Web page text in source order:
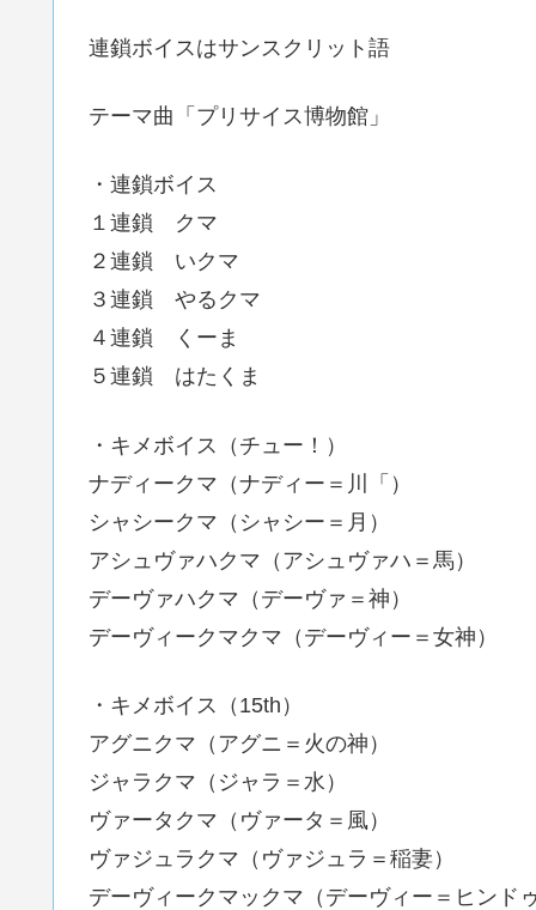
連鎖ボイスはサンスクリット語
テーマ曲「プリサイス博物館」
・連鎖ボイス
１連鎖 クマ
２連鎖 いクマ
３連鎖 やるクマ
４連鎖 くーま
５連鎖 はたくま
・キメボイス（チュー！）
ナディークマ（ナディー＝川「）
シャシークマ（シャシー＝月）
アシュヴァハクマ（アシュヴァハ＝馬）
デーヴァハクマ（デーヴァ＝神）
デーヴィークマクマ（デーヴィー＝女神）
・キメボイス（15th）
アグニクマ（アグニ＝火の神）
ジャラクマ（ジャラ＝水）
ヴァータクマ（ヴァータ＝風）
ヴァジュラクマ（ヴァジュラ＝稲妻）
デーヴィークマックマ（デーヴィー＝ヒンド